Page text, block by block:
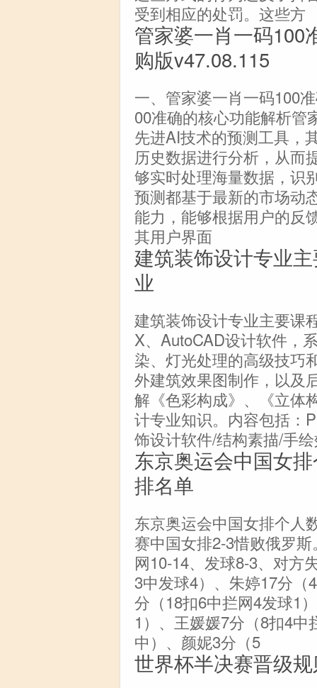
受到相应的处罚。这些方
管家婆一肖一码100
购版v47.08.115
一、管家婆一肖一码100
00准确的核心功能解析管
先进AI技术的预测工具，
历史数据进行分析，从而
够实时处理海量数据，识
预测都基于最新的市场动
能力，能够根据用户的反
其用户界面
建筑装饰设计专业
业
建筑装饰设计专业主要课
X、AutoCAD设计软件，
染、灯光处理的高级技巧
外建筑效果图制作，以及
解《色彩构成》、《立体
计专业知识。内容包括：
饰设计软件/结构素描/手
东京奥运会中国女
排名单
东京奥运会中国女排个人
赛中国女排2-3惜败俄罗
网10-14、发球8-3、对方
3中发球4）、朱婷17分（
分（18扣6中拦网4发球1
1）、王媛媛7分（8扣4
中）、颜妮3分（5
世界杯半决赛晋级